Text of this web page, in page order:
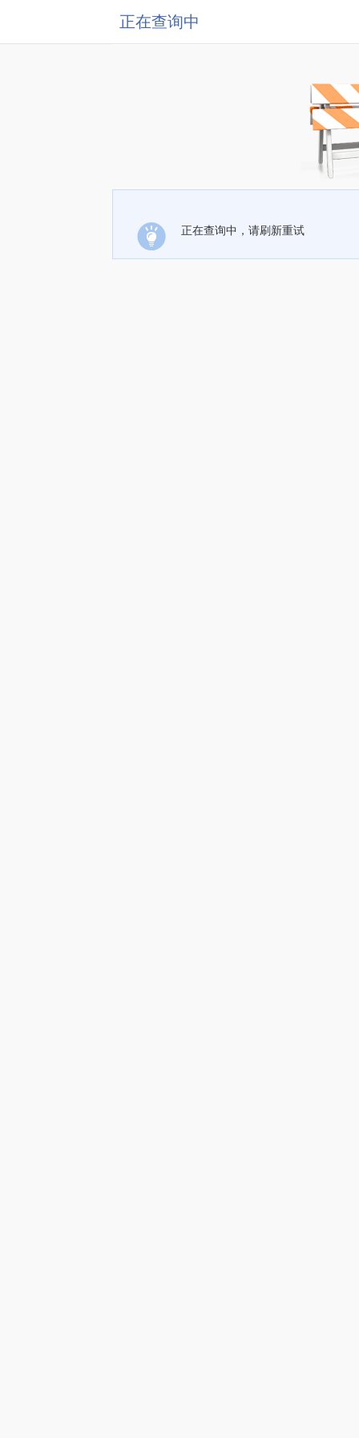
正在查询中
正在查询中，请刷新重试